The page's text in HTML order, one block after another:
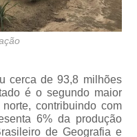
cerca de 93,8 milhões
é o segundo maior
contribuindo com
6% da produção
de Geografia e